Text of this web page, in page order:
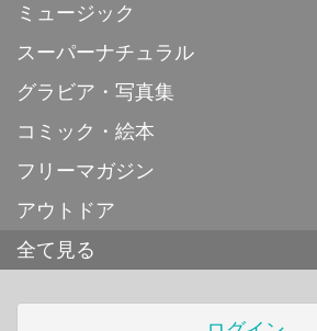
ミュージック
スーパーナチュラル
グラビア・写真集
コミック・絵本
フリーマガジン
アウトドア
全て見る